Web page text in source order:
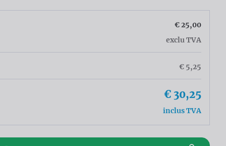
€ 25,00
exclu TVA
€ 5,25
€ 30,25
inclus TVA